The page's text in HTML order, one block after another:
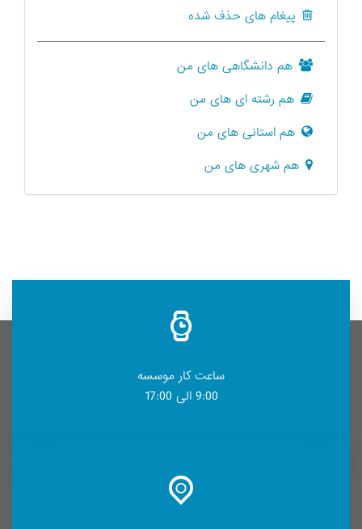
پیغام های حذف شده
هم دانشگاهی های من
هم رشته ای های من
هم استانی های من
هم شهری های من
ساعت کار موسسه
9:00 الی 17:00